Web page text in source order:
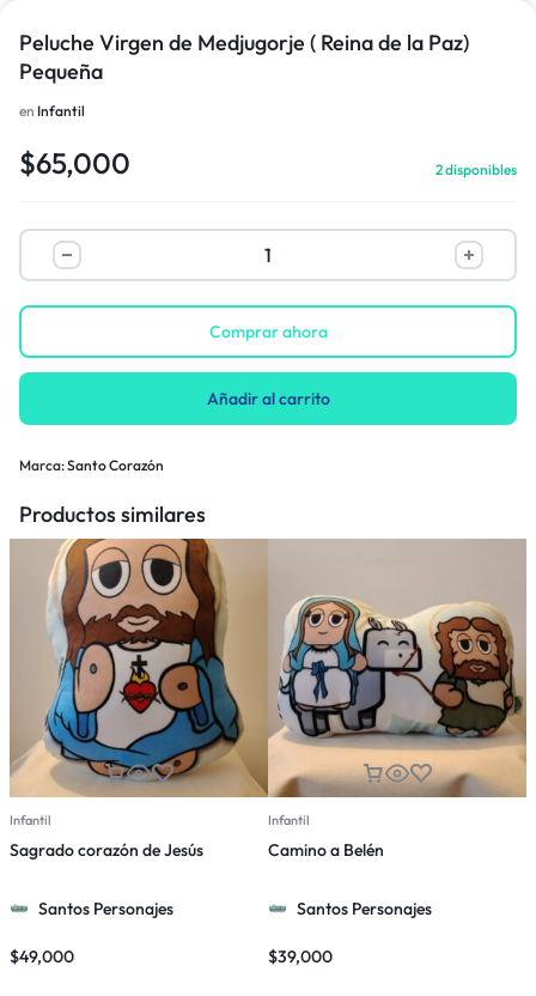
Peluche Virgen de Medjugorje ( Reina de la Paz)
Pequeña
en Infantil
$65,000 2 disponibles
Añadir al carrito
Comprar ahora
Marca:Santo Corazón
Productos similares
Infantil
Sagrado corazón de Jesús
Santos Personajes
$49,000
Infantil
Camino a Belén
Santos Personajes
$39,000